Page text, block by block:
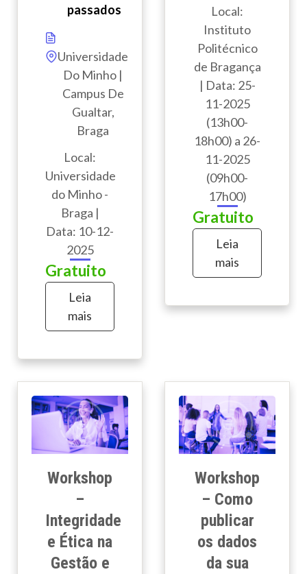
passados
Universidade
Do Minho |
Campus De
Gualtar,
Braga
Local:
Universidade
do Minho -
Braga |
Data: 10-12-
2025
Gratuito
Leia
mais
Local:
Instituto
Politécnico
de Bragança
| Data: 25-
11-2025
(13h00-
18h00) a 26-
11-2025
(09h00-
17h00)
Gratuito
Leia
mais
Workshop
–
Integridade
e Ética na
Gestão e
Workshop
– Como
publicar
os dados
da sua